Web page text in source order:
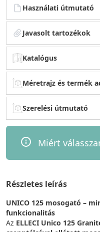
Használati útmutató
Javasolt tartozékok
Katalógus
Méretrajz és termék
Szerelési útmutató
Miért
Részletes leírás
UNICO 125 mosogató –
funkcionalitás
Az ELLECI Unico 125